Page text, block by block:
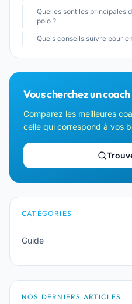
Quelles sont les principales
polo ?
Quels conseils suivre pour
Vous cherchez un
Comparez les meilleures
celle qui correspond à vos
CATÉGORIES
Guide
NOS DERNIERS ARTICLES